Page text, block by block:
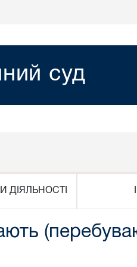
суд
ДІЯЛЬНОСТІ